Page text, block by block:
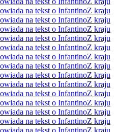
na tekst o InfantinoZ kraju
na tekst o InfantinoZ kraju
na tekst o InfantinoZ kraju
na tekst o InfantinoZ kraju
na tekst o InfantinoZ kraju
na tekst o InfantinoZ kraju
na tekst o InfantinoZ kraju
na tekst o InfantinoZ kraju
na tekst o InfantinoZ kraju
na tekst o InfantinoZ kraju
na tekst o InfantinoZ kraju
na tekst o InfantinoZ kraju
na tekst o InfantinoZ kraju
na tekst o InfantinoZ kraju